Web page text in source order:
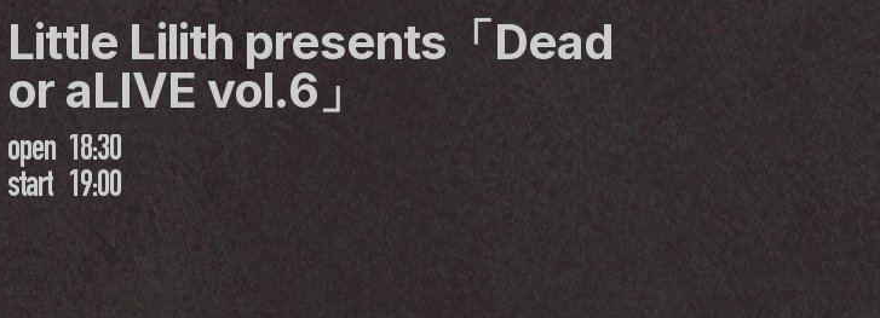
Little Lilith presents「Dead
or aLIVE vol.6」
open 18:30
start 19:00